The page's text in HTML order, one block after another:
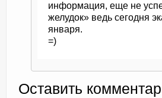
информация, еще не
желудок» ведь сегодня
января.
=)
Оставить